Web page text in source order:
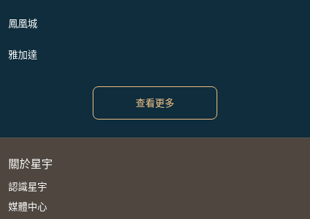
鳳凰城
雅加達
查看更多
關於星宇
認識星宇
媒體中心